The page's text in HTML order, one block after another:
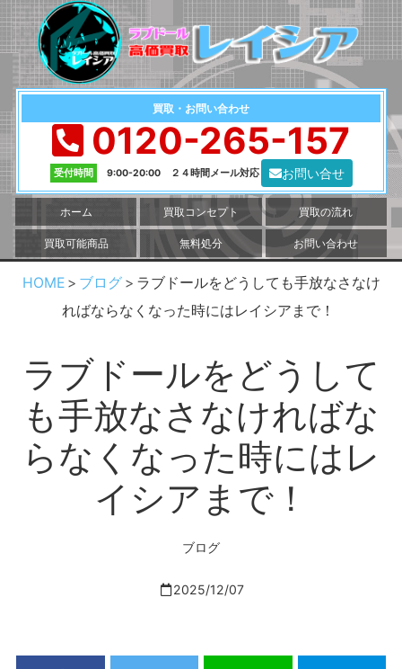
買取・お問い合わせ
0120-265-157
受付時間 9:00-20:00 ２４時間メール対応 お問い合せ
ホーム 買取コンセプト 買取の流れ
買取可能商品 無料処分 お問い合わせ
HOME ブログ
ラブドールをどうしても手放なさなけ
ればならなくなった時にはレイシアまで！
ラブドールをどうして
も手放なさなければな
らなくなった時にはレ
イシアまで！
ブログ
2025/12/07